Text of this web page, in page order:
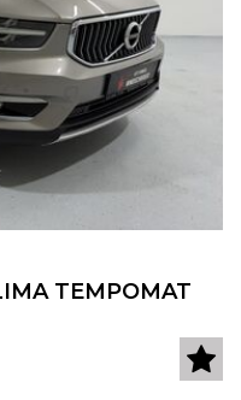
TEMPOMAT